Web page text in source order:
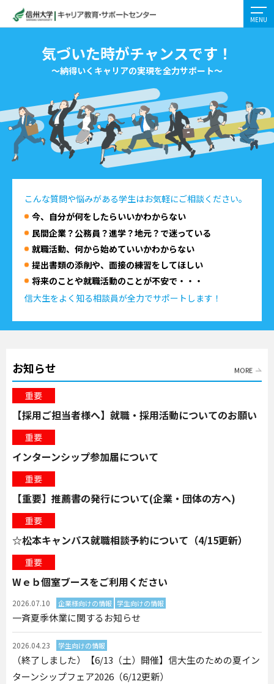
気づいた時がチャンスです！
〜納得いくキャリアの実現を全力サポート〜
こんな質問や悩みがある学生はお気軽にご相談ください。
今、自分が何をしたらいいかわからない
民間企業？公務員？進学？地元？で迷っている
就職活動、何から始めていいかわからない
提出書類の添削や、面接の練習をしてほしい
将来のことや就職活動のことが不安で・・・
信大生をよく知る相談員が全力でサポートします！
お知らせ MORE
重要
【採用ご担当者様へ】就職・採用活動についてのお願い
重要
インターンシップ参加届について
重要
【重要】推薦書の発行について(企業・団体の方へ)
重要
☆松本キャンパス就職相談予約について（4/15更新）
重要
Wｅｂ個室ブースをご利用ください
2026.07.10 企業様向けの情報 学生向けの情報
一斉夏季休業に関するお知らせ
2026.04.23 学生向けの情報
（終了しました）【6/13（土）開催】信大生のための夏イン
ターンシップフェア2026（6/12更新）
MENU